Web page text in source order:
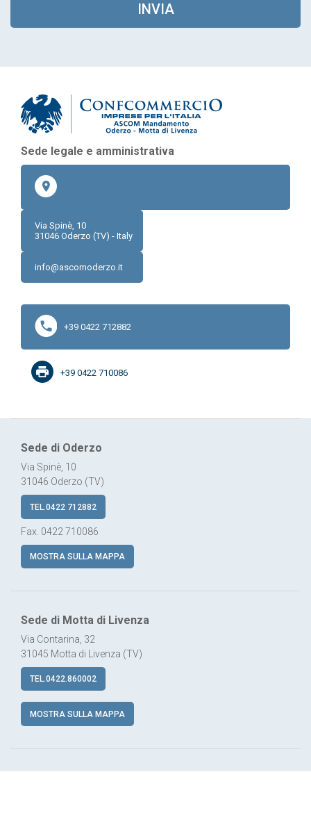
INVIA
Sede legale e amministrativa
Via Spinè, 10
31046 Oderzo (TV) - Italy
info@ascomoderzo.it
+39 0422 712882
+39 0422 710086
Sede di Oderzo
Via Spinè, 10
31046 Oderzo (TV)
TEL.0422 712882
Fax. 0422 710086
MOSTRA SULLA MAPPA
Sede di Motta di Livenza
Via Contarina, 32
31045 Motta di Livenza (TV)
TEL.0422.860002
MOSTRA SULLA MAPPA